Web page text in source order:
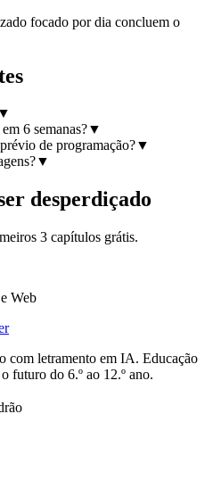
focado por dia concluem o
6 semanas?▼
de programação?▼
▼
desperdiçado
3 capítulos grátis.
Web
com letramento em IA. Educação
futuro do 6.º ao 12.º ano.